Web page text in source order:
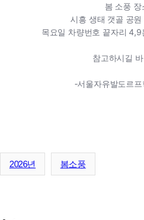
봄 소풍 장
시흥 생태 갯골 공
목요일 차량번호 끝자리
참고하시길
-서울자유발도르
2026년 봄소풍